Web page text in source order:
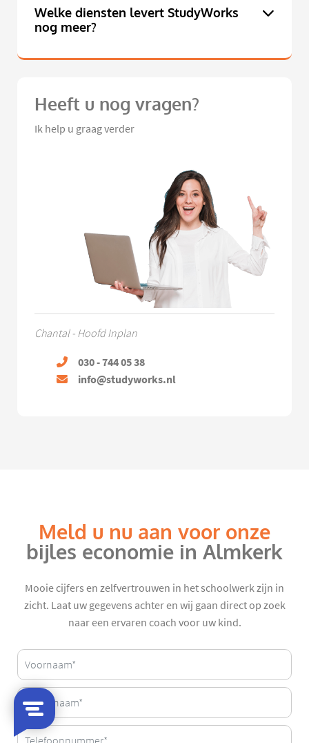
Welke diensten levert StudyWorks
nog meer?
Heeft u nog vragen?
Ik help u graag verder
Chantal - Hoofd Inplan
030 - 744 05 38
info@studyworks.nl
Meld u nu aan voor onze
bijles economie in Almkerk
Mooie cijfers en zelfvertrouwen in het schoolwerk zijn in
zicht. Laat uw gegevens achter en wij gaan direct op zoek
naar een ervaren coach voor uw kind.